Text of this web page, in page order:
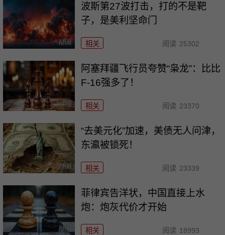
波斯第27波打击，打的不是靶
子，是美利坚命门
相关 阅读 25302
阿塞拜疆飞行员夸赞“枭龙”：比比
F-16强多了！
相关 阅读 23370
“去美元化”加速，美债无人问津，
东瀛被锁死！
相关 阅读 23339
菲律宾告洋状，中国直接上水
炮：炮灰代价才开始
相关 阅读 18993